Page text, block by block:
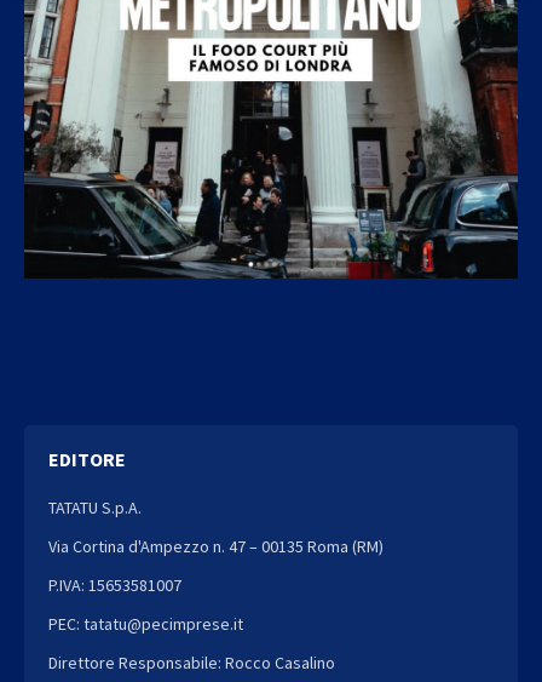
EDITORE
TATATU S.p.A.
Via Cortina d'Ampezzo n. 47 – 00135 Roma (RM)
P.IVA: 15653581007
PEC: tatatu@pecimprese.it
Direttore Responsabile: Rocco Casalino